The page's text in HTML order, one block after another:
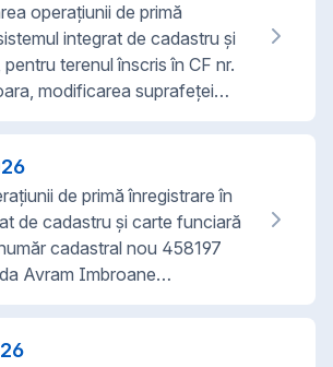
operațiunii de primă
integrat de cadastru și
terenul înscris în CF nr.
modificarea suprafeței…
de primă înregistrare în
de cadastru și carte funciară
cadastral nou 458197
Avram Imbroane…